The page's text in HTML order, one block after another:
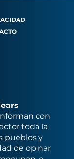
con
toda la
pueblos y
de opinar